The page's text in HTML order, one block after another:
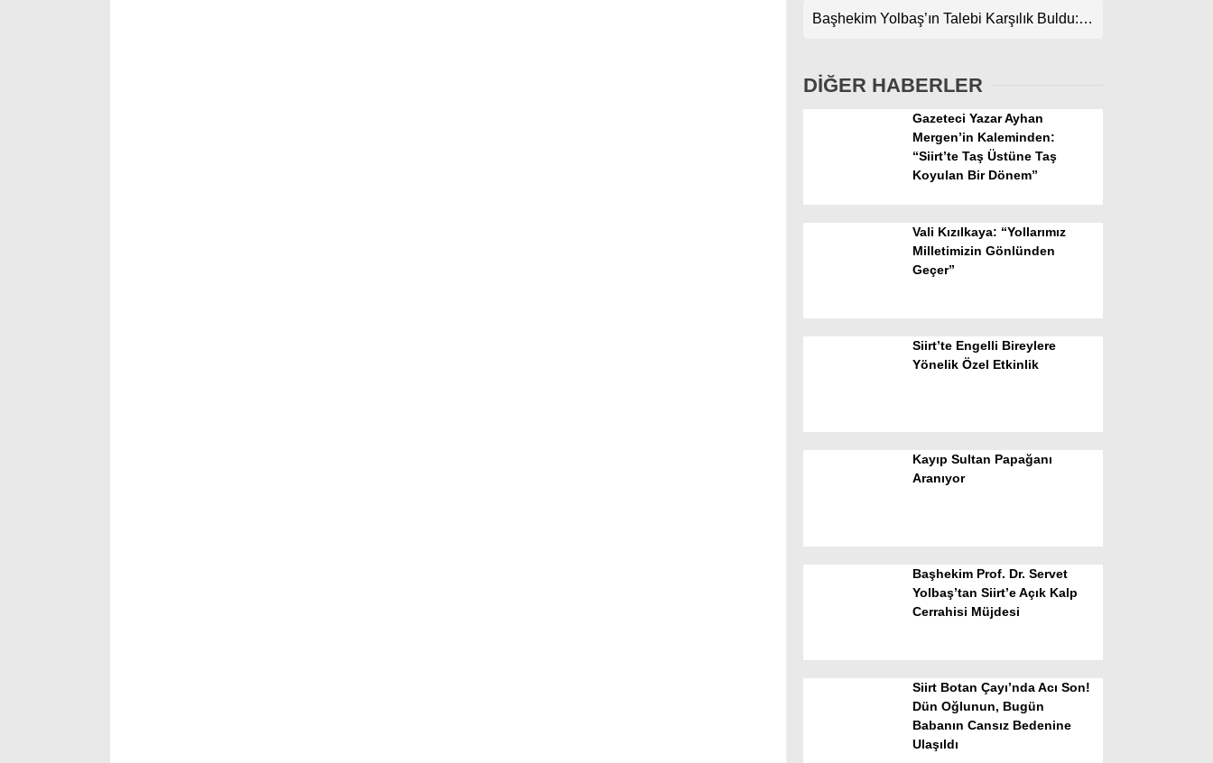
Teknoloji
Randevularda Bekleme Süresi Kısaldı
Başhekim Yolbaş’ın Talebi Karşılık Buldu:
DİĞER HABERLER
Gazeteci Yazar Ayhan
Mergen’in Kaleminden:
“Siirt’te Taş Üstüne Taş
Koyulan Bir Dönem”
Vali Kızılkaya: “Yollarımız
Milletimizin Gönlünden
Geçer”
Siirt’te Engelli Bireylere
Yönelik Özel Etkinlik
Kayıp Sultan Papağanı
Aranıyor
Başhekim Prof. Dr. Servet
Yolbaş’tan Siirt’e Açık Kalp
Cerrahisi Müjdesi
Siirt Botan Çayı’nda Acı Son!
Dün Oğlunun, Bugün
Babanın Cansız Bedenine
Ulaşıldı